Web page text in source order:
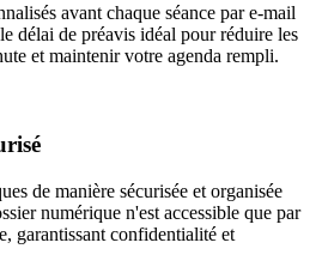
avant chaque séance par e-mail
délai de préavis idéal pour réduire les
et maintenir votre agenda rempli.
de manière sécurisée et organisée
numérique n'est accessible que par
garantissant confidentialité et